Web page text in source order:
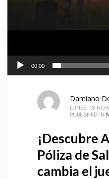
00:00
Damiano
LUNES, 18
PUBLISHED IN
¡Descubre
Póliza de
cambia el